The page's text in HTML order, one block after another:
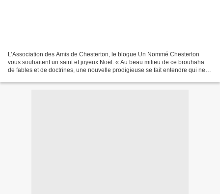
L’Association des Amis de Chesterton, le blogue Un Nommé Chesterton
vous souhaitent un saint et joyeux Noël. « Au beau milieu de ce brouhaha
de fables et de doctrines, une nouvelle prodigieuse se fait entendre qui ne